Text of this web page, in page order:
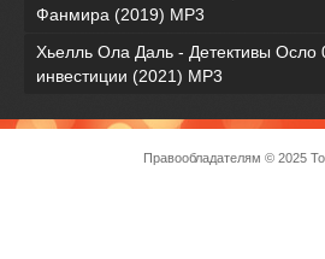
Фанмира (2019) MP3
Хьелль Ола Даль - Детективы
инвестиции (2021) МР3
Правообладателям © 2025